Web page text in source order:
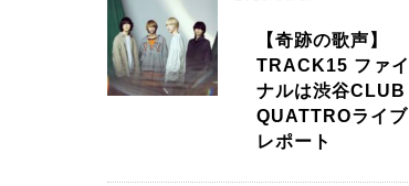
【奇跡の歌声】
TRACK15 ファイ
ナルは渋谷CLUB
QUATTROライブ
レポート